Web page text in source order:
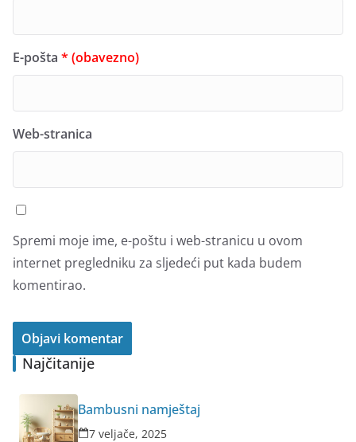
E-pošta * (obavezno)
Web-stranica
Spremi moje ime, e-poštu i web-stranicu u ovom
internet pregledniku za sljedeći put kada budem
komentirao.
Najčitanije
Bambusni namještaj
7 veljače, 2025